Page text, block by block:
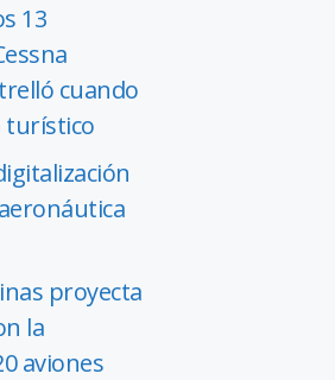
13
cuando
turístico
proyecta
la
aviones